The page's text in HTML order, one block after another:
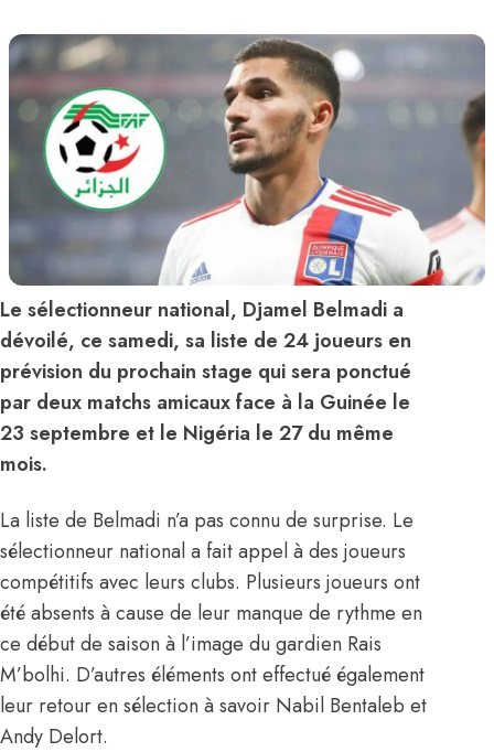
Le sélectionneur national, Djamel Belmadi a
dévoilé, ce samedi, sa liste de 24 joueurs en
prévision du prochain stage qui sera ponctué
par deux matchs amicaux face à la Guinée le
23 septembre et le Nigéria le 27 du même
mois.
La liste de Belmadi n’a pas connu de surprise. Le
sélectionneur national a fait appel à des joueurs
compétitifs avec leurs clubs. Plusieurs joueurs ont
été absents à cause de leur manque de rythme en
ce début de saison à l’image du gardien Rais
M’bolhi. D’autres éléments ont effectué également
leur retour en sélection à savoir Nabil Bentaleb et
Andy Delort.